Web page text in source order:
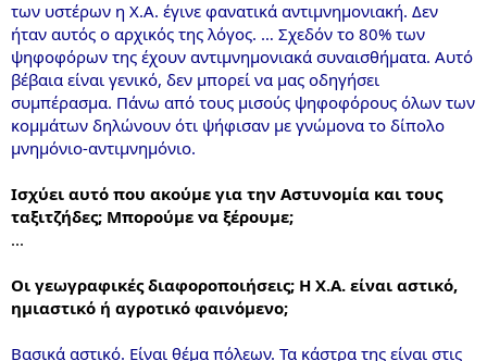
των υστέρων η Χ.Α. έγινε φανατικά αντιμνημονιακή. Δεν
ήταν αυτός ο αρχικός της λόγος. … Σχεδόν το 80% των
ψηφοφόρων της έχουν αντιμνημονιακά συναισθήματα. Αυτό
βέβαια είναι γενικό, δεν μπορεί να μας οδηγήσει
συμπέρασμα. Πάνω από τους μισούς ψηφοφόρους όλων των
κομμάτων δηλώνουν ότι ψήφισαν με γνώμονα το δίπολο
μνημόνιο-αντιμνημόνιο.
Ισχύει αυτό που ακούμε για την Αστυνομία και τους
ταξιτζήδες; Μπορούμε να ξέρουμε;
...
Οι γεωγραφικές διαφοροποιήσεις; Η Χ.Α. είναι αστικό,
ημιαστικό ή αγροτικό φαινόμενο;
Βασικά αστικό. Είναι θέμα πόλεων. Τα κάστρα της είναι στις